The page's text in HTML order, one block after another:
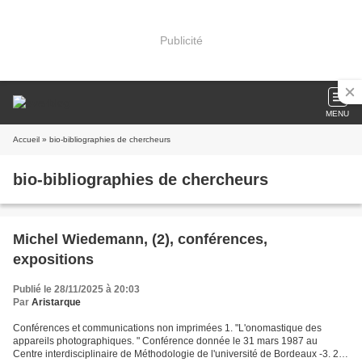
Publicité
MENU
Accueil » bio-bibliographies de chercheurs
bio-bibliographies de chercheurs
Michel Wiedemann, (2), conférences,
expositions
Publié le 28/11/2025 à 20:03
Par Aristarque
Conférences et communications non imprimées 1. "L'onomastique des
appareils photographiques. " Conférence donnée le 31 mars 1987 au
Centre interdisciplinaire de Méthodologie de l'université de Bordeaux -3. 2. "